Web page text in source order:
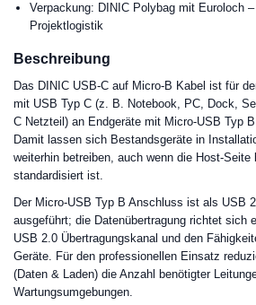
Verpackung: DINIC Polybag mit Euroloch
Projektlogistik
Beschreibung
Das DINIC USB-C auf Micro-B Kabel ist für
mit USB Typ C (z. B. Notebook, PC, Dock,
C Netzteil) an Endgeräte mit Micro-USB Typ
Damit lassen sich Bestandsgeräte in
weiterhin betreiben, auch wenn die Host-Seite
standardisiert ist.
Der Micro-USB Typ B Anschluss ist als USB
ausgeführt; die Datenübertragung richtet sich
USB 2.0 Übertragungskanal und den
Geräte. Für den professionellen Einsatz
(Daten & Laden) die Anzahl benötigter
Wartungsumgebungen.